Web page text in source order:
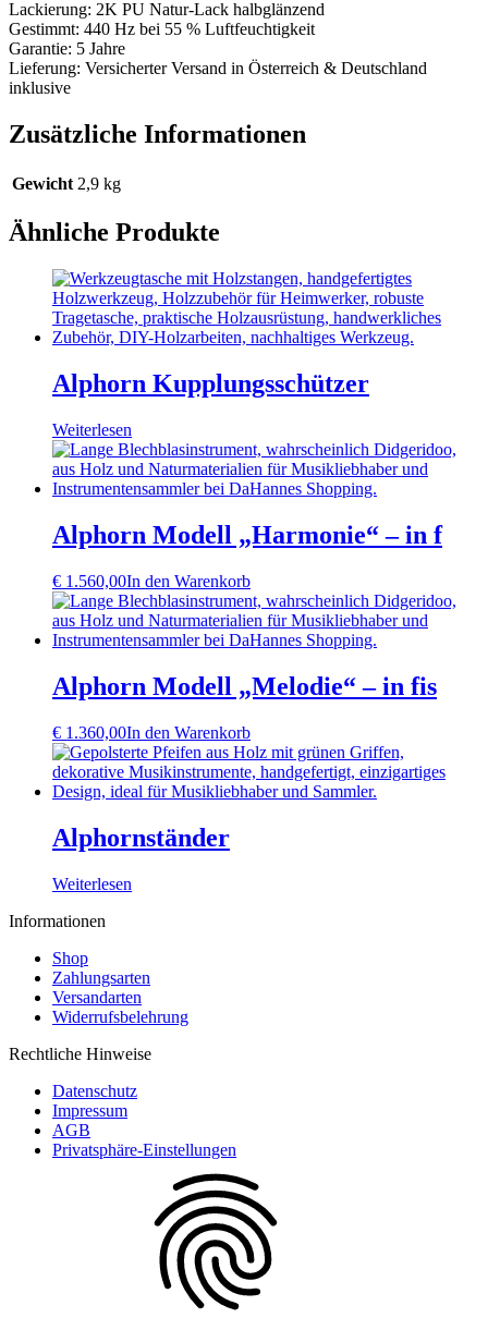
Lackierung: 2K PU Natur-Lack halbglänzend
Gestimmt: 440 Hz bei 55 % Luftfeuchtigkeit
Garantie: 5 Jahre
Lieferung: Versicherter Versand in Österreich & Deutschland
inklusive
Zusätzliche Informationen
Gewicht 2,9 kg
Ähnliche Produkte
Alphorn Kupplungsschützer
Weiterlesen
Alphorn Modell „Harmonie“ – in f
€ 1.560,00In den Warenkorb
Alphorn Modell „Melodie“ – in fis
€ 1.360,00In den Warenkorb
Alphornständer
Weiterlesen
Informationen
Shop
Zahlungsarten
Versandarten
Widerrufsbelehrung
Rechtliche Hinweise
Datenschutz
Impressum
AGB
Privatsphäre-Einstellungen